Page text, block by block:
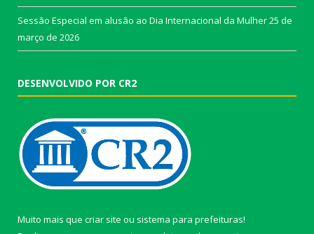
Sessão Especial em alusão ao Dia Internacional da Mulher25 de
março de 2026
DESENVOLVIDO POR CR2
Muito mais que criar site ou sistema para prefeituras!